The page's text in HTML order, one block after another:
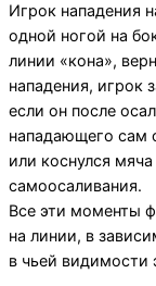
Игрок нападения
одной ногой на
линии «кона»,
нападения, игрок
если он после
нападающего сам
или коснулся
самоосаливания.
Все эти моменты
на линии, в
в чьей видимости